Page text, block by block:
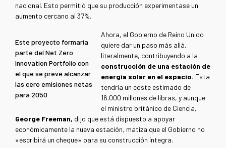
nacional. Esto permitió que su producción experimentase un
aumento cercano al 37%.
Este proyecto formaría
parte del Net Zero
Innovation Portfolio con
el que se prevé alcanzar
las cero emisiones netas
para 2050
Ahora, el Gobierno de Reino Unido
quiere dar un paso más allá,
literalmente, contribuyendo a la
construcción de una estación de
energía solar en el espacio. Esta
tendría un coste estimado de
16.000 millones de libras, y aunque
el ministro británico de Ciencia,
George Freeman, dijo que está dispuesto a apoyar
económicamente la nueva estación, matiza que el Gobierno no
«escribirá un cheque» para su construcción íntegra.